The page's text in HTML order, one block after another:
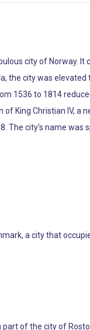
city of Norway.
the city was
1536 to 1814
of King Christian IV,
The city's name was
a city that
of the city of